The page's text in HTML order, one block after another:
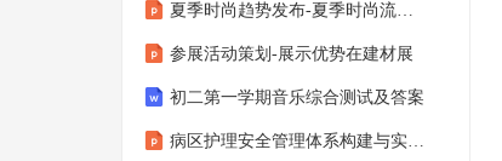
夏季时尚趋势发布-夏季时尚流行趋势解读
参展活动策划-展示优势在建材展
初二第一学期音乐综合测试及答案
病区护理安全管理体系构建与实践指南